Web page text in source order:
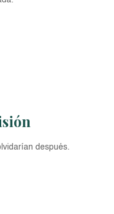
después.